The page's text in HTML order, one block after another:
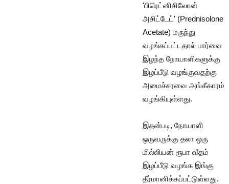
'பிரெட்னிசிலோன்
அசிட்டேட்' (Prednisolone
Acetate) மருந்து
வழங்கப்பட்டதால் பார்வை
இழந்த நோயாளிகளுக்கு
இழப்பீடு வழங்குவதற்கு
அமைச்சரவை அங்கீகாரம்
வழங்கியுள்ளது.
இதன்படி, நோயாளி
ஒருவருக்கு தலா ஒரு
மில்லியன் ரூபா வீதம்
இழப்பீடு வழங்க இங்கு
தீர்மானிக்கப்பட்டுள்ளது.